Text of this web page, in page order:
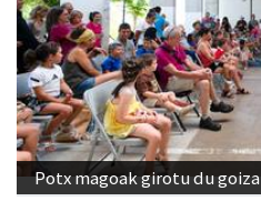
Potx magoak girotu du goiza